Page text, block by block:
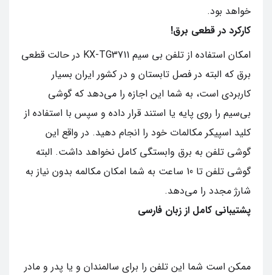
خواهد بود.
کارکرد در قطعی برق!
امکان استفاده از تلفن بی‌ سیم KX-TG3711 در حالت قطعی
برق که البته در فصل تابستان و در کشور ایران بسیار
کاربردی است، به شما این اجازه را می‌دهد که گوشی
بی‌سیم را روی پایه یا استند قرار داده و سپس با استفاده از
کلید اسپیکر مکالمات خود را انجام دهید. در واقع این
گوشی تلفن به برق وابستگی کامل نخواهد داشت. البته
گوشی تلفن تا 10 ساعت به شما امکان مکالمه بدون نیاز به
شارژ مجدد را می‌دهد.
پشتیبانی کامل از زبان فارسی
ممکن است شما این تلفن را برای سالمندان و یا پدر و مادر